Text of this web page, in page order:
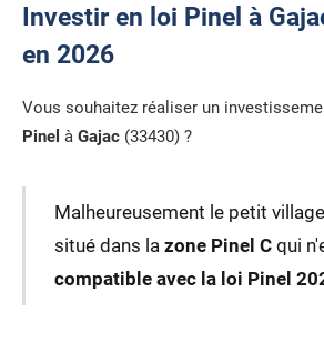
Investir en loi Pinel à
en 2026
Vous souhaitez réaliser un
Pinel à Gajac (33430) ?
Malheureusement le petit
situé dans la zone Pinel Cqui
compatible avec la loi Pinel